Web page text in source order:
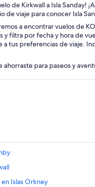
de Kirkwall a Isla Sanday!
de viaje para conocer Isla
a encontrar vuelos de
filtra por fecha y hora de
tus preferencias de viaje.
ahorraste para paseos y
Islas Orkney